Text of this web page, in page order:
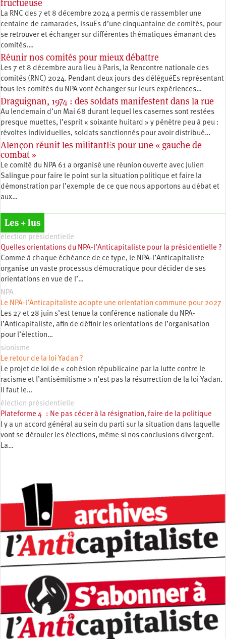
fructueuse
La RNC des 7 et 8 décembre 2024 a permis de rassembler une
centaine de camarades, issuEs d’une cinquantaine de comités, pour
se retrouver et échanger sur différentes thématiques émanant des
comités.…
Réunir nos comités pour mieux débattre
Les 7 et 8 décembre aura lieu à Paris, la Rencontre nationale des
comités (RNC) 2024. Pendant deux jours des déléguéEs représentant
tous les comités du NPA vont échanger sur leurs expériences…
Draguignan, 1974 : des soldats manifestent dans la rue
Au lendemain d’un Mai 68 durant lequel les casernes sont restées
presque muettes, l’esprit « soixante huitard » y pénètre peu à peu :
révoltes individuelles, soldats sanctionnés pour avoir distribué…
Alençon réunit les militantEs pour une « gauche de
combat »
Le comité du NPA 61 a organisé une réunion ouverte avec Julien
Salingue pour faire le point sur la situation politique et faire la
démonstration par l’exemple de ce que nous apportons au débat et
aux…
Les + lus
élection présidentielle
Quelles orientations du NPA-l’Anticapitaliste pour la présidentielle ?
Comme à chaque échéance de ce type, le NPA-l’Anticapitaliste
organise un vaste processus démocratique pour décider de ses
orientations en vue de l’…
NPA
Le NPA-l’Anticapitaliste adopte une orientation commune pour 2027
Les 27 et 28 juin s’est tenue la conférence nationale du NPA-
l’Anticapitaliste, afin de définir les orientations de l’organisation
pour l’élection…
sionisme
Le retour de la loi Yadan ?
Le projet de loi de « cohésion républicaine par la lutte contre le
racisme et l’antisémitisme » n’est pas la résurrection de la loi Yadan.
Il faut le…
élection présidentielle
Plateforme 4 : Ne pas céder à la résignation, faire de la politique
l y a un accord général au sein du parti sur la situation dans laquelle
vont se dérouler les élections, même si nos conclusions divergent.
La…